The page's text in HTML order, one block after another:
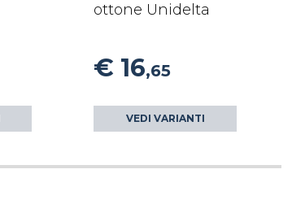
ottone Unidelta
€ 16,65
VEDI VARIANTI